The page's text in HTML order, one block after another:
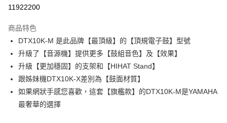
上海商業儲蓄銀行
臺灣中小企業銀行
匯豐（台灣）商業銀行
華泰商業銀行
聯邦商業銀行
遠東國際商業銀行
元大商業銀行
永豐商業銀行
玉山商業銀行
星展（台灣）商業銀行
台灣樂天信用卡公司
合作金庫商業銀行
上海商業儲蓄銀行
國泰世華商業銀行
兆豐國際商業銀行
匯豐（台灣）商業銀行
華泰商業銀行
聯邦商業銀行
遠東國際商業銀行
元大商業銀行
永豐商業銀行
玉山商業銀行
星展（台灣）商業銀行
台新國際商業銀行
LINE Pay
Apple Pay
街口支付
悠遊付
全盈+PAY
大哥付你分期
11922200
商品特色
DTX10K-M 是此品牌【最頂級】的【頂規電子鼓】型號
升級了【音源機】提供更多【鼓組音色】及【效果】
升級【更加穩固】的支架和【HIHAT Stand】
跟姊妹機DTX10K-X差別為【鼓面材質】
如果網狀手感您喜歡，這套【旗艦款】的DTX10K-M是YAMAHA
最奢華的選擇